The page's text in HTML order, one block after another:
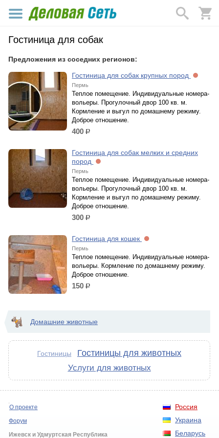
Гостиница для собак
Предложения из соседних регионов:
Гостиница для собак крупных пород
Пермь
Теплое помещение. Индивидуальные номера-
вольеры. Прогулочный двор 100 кв. м.
Кормление и выгул по домашнему режиму.
Доброе отношение.
400 р.
Гостиница для собак мелких и средних
пород
Пермь
Теплое помещение. Индивидуальные номера-
вольеры. Прогулочный двор 100 кв. м.
Кормление и выгул по домашнему режиму.
Доброе отношение.
300 р.
Гостиница для кошек
Пермь
Теплое помещение. Индивидуальные номера-
вольеры. Кормление по домашнему режиму.
Доброе отношение.
150 р.
Домашние животные
Гостиницы Гостиницы для животных
Услуги для животных
Россия
Украина
Беларусь
О проекте
Форум
Ижевск и Удмуртская Республика